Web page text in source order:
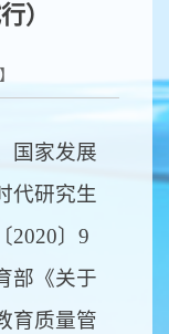
）
国家发展
代研究生
2020〕 9
部《关于
育质量管